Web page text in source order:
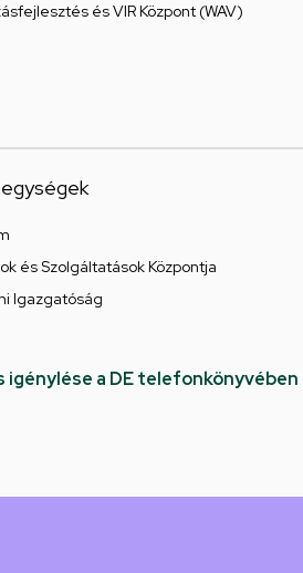
és VIR Központ (WAV)
és Szolgáltatások Központja
Igazgatóság
a DE telefonkönyvében